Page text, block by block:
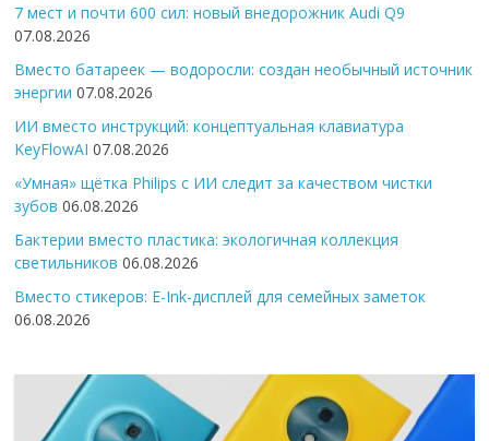
7 мест и почти 600 сил: новый внедорожник Audi Q9
07.08.2026
Вместо батареек — водоросли: создан необычный источник
энергии 07.08.2026
ИИ вместо инструкций: концептуальная клавиатура
KeyFlowAI 07.08.2026
«Умная» щётка Philips с ИИ следит за качеством чистки
зубов 06.08.2026
Бактерии вместо пластика: экологичная коллекция
светильников 06.08.2026
Вместо стикеров: E-Ink-дисплей для семейных заметок
06.08.2026